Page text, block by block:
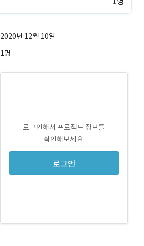
2020년 12월 10일
1명
로그인해서 프로젝트 정보를
확인해보세요.
로그인
JavaScript · 경력 무관